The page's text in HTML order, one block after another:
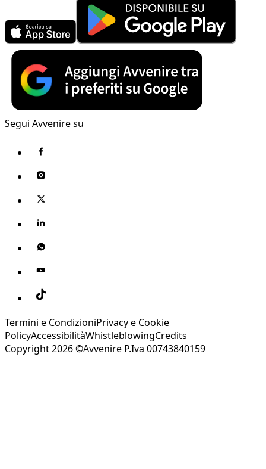
Segui Avvenire su
Termini e CondizioniPrivacy e Cookie
PolicyAccessibilitàWhistleblowingCredits
Copyright 2026 ©Avvenire P.Iva 00743840159